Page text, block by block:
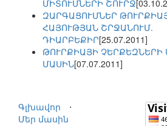
ՄԻՏՈՒՄՆԵՐԻ ՇՈՒՐՋ
ԶԱՐԳԱՑՈՒՄՆԵՐ
ՀԱՅՈՒԹՅԱՆ ՇՐՋԱՆՈՒՄ.
ԴԻԱՐԲԵՔԻՐ[25.07.2011]
ԹՈՒՐՔԻԱՅԻ
ՄԱՍԻՆ[07.07.2011]
Գլխավոր
⋅
Մեր մասին